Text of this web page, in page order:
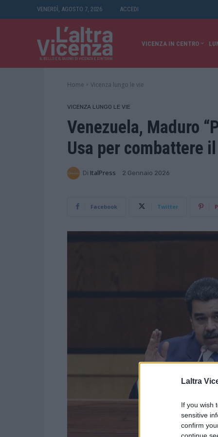
Laltra
If you wish
sensitive
confirm
continue
VENERDÌ, AGOSTO 7, 2026 ACCEDI
VICENZA IN CENTRO
Home Vicenza lungo le vie
VICENZA LUNGO LE VIE
Venezuela, Maduro
Usa per combattere
Di ItalPress 2 Gennaio 2026
Facebook Twitter